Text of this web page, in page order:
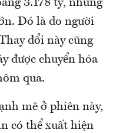
3.178 tỷ, nhưng
Đó là do người
đổi này cũng
được chuyển hóa
qua.
mẽ ở phiên này,
có thể xuất hiện